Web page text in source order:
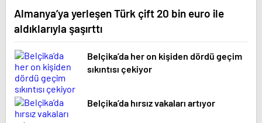
Almanya’ya yerleşen Türk çift 20 bin euro ile
aldıklarıyla şaşırttı
Belçika’da her on kişiden dördü geçim
sıkıntısı çekiyor
Belçika’da hırsız vakaları artıyor